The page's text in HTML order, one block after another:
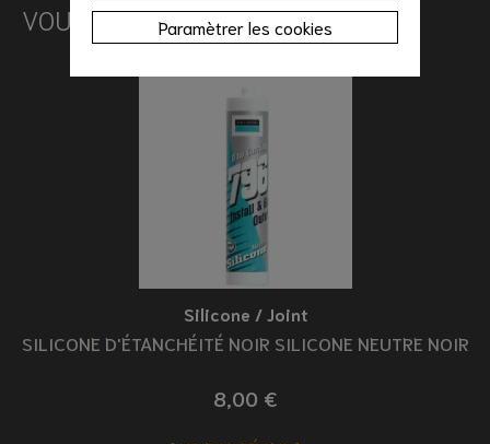
Paramètrer les cookies
VOUS AIMEREZ AUSSI
Silicone / Joint
SILICONE D'ÉTANCHÉITÉ NOIR SILICONE NEUTRE NOIR
8,00 €